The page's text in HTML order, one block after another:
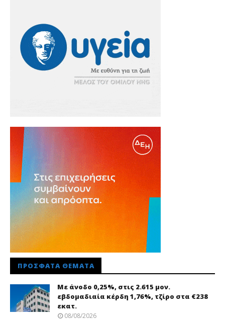
ΠΡΌΣΦΑΤΑ ΘΈΜΑΤΑ
Με άνοδο 0,25%, στις 2.615 μον.
εβδομαδιαία κέρδη 1,76%, τζίρο στα €238
εκατ.
08/08/2026